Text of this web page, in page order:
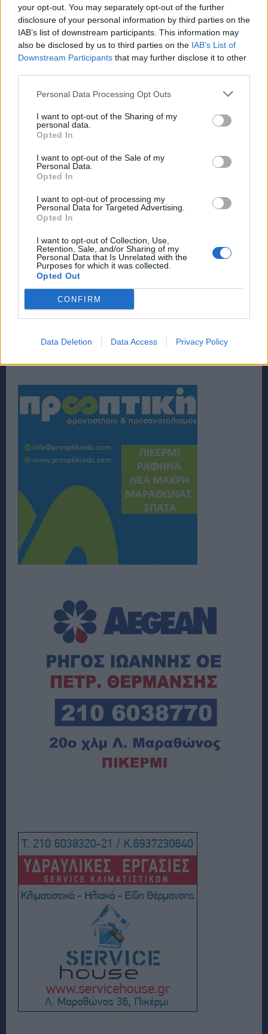
your opt-out. You may separately opt-out of the further
disclosure of your personal information by third parties on the
IAB’s list of downstream participants. This information may
also be disclosed by us to third parties on the IAB’s List of
Downstream Participants that may further disclose it to other
Personal Data Processing Opt Outs
I want to opt-out of the Sharing of my
personal data.
Opted In
I want to opt-out of the Sale of my
Personal Data.
Opted In
I want to opt-out of processing my
Personal Data for Targeted Advertising.
Opted In
I want to opt-out of Collection, Use,
Retention, Sale, and/or Sharing of my
Personal Data that Is Unrelated with the
Purposes for which it was collected.
Opted Out
CONFIRM
Data Deletion Data Access Privacy Policy